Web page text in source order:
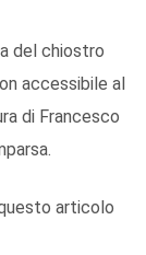
del chiostro
accessibile al
di Francesco
articolo